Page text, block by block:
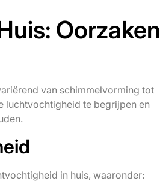
Oorzaken
van schimmelvorming tot
luchtvochtigheid te begrijpen en
in huis, waaronder: